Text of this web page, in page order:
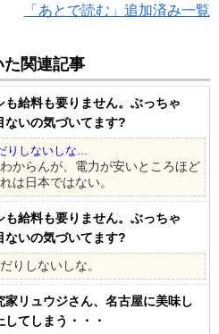
「あとで読む」追加済み一覧
た関連記事
も給料も要りません。ぶっちゃ
ないの気づいてます?
しないしな...
からんが、電力が安いところほど
は日本ではない。
も給料も要りません。ぶっちゃ
ないの気づいてます?
りしないしな。
家リュウジさん、名古屋に美味し
てしまう・・・